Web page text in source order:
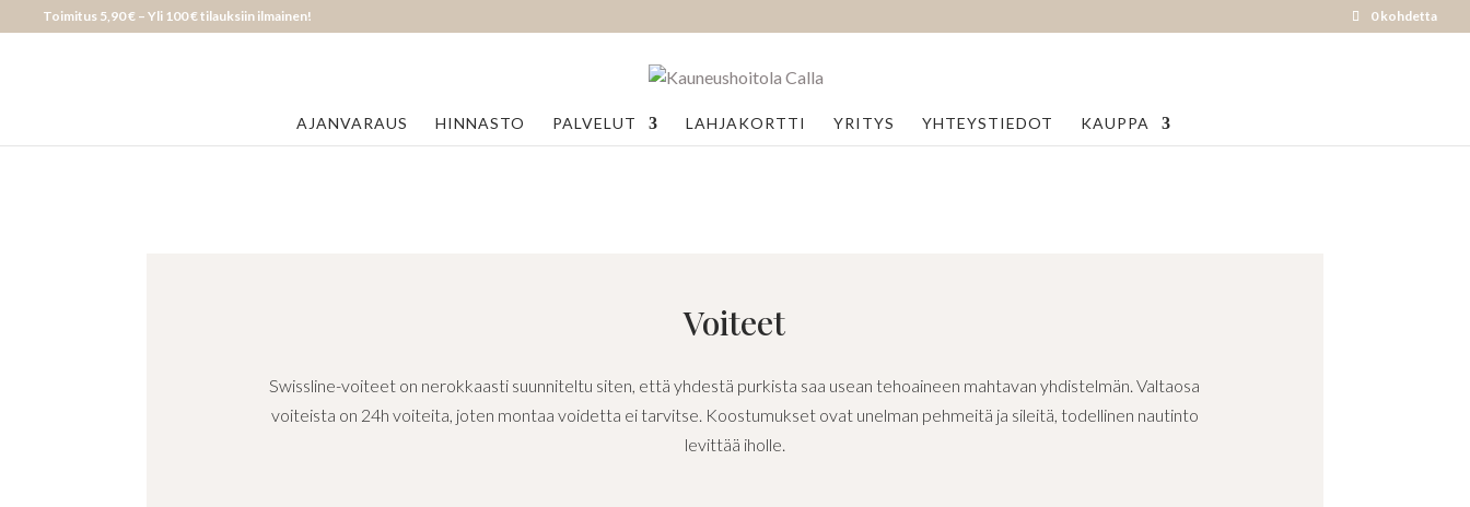
Toimitus 5,90 € – Yli 100 € tilauksiin ilmainen! 0 kohdetta
AJANVARAUS HINNASTO PALVELUT LAHJAKORTTI YRITYS YHTEYSTIEDOT KAUPPA
Voiteet
Swissline-voiteet on nerokkaasti suunniteltu siten, että yhdestä purkista saa usean tehoaineen mahtavan yhdistelmän. Valtaosa
voiteista on 24h voiteita, joten montaa voidetta ei tarvitse. Koostumukset ovat unelman pehmeitä ja sileitä, todellinen nautinto
levittää iholle.